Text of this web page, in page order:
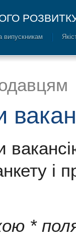
випускникам
і
*